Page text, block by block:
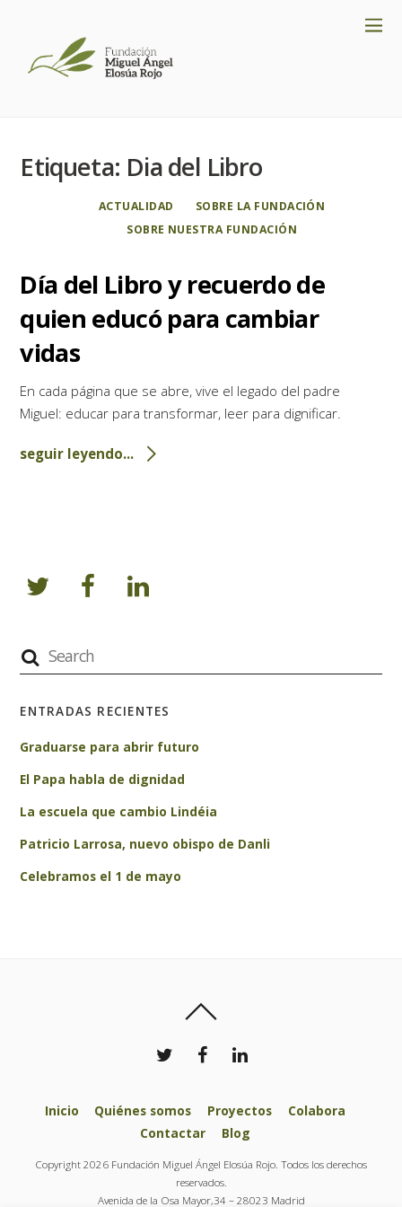
Etiqueta: Dia del Libro
ACTUALIDAD
SOBRE LA FUNDACIÓN
SOBRE NUESTRA FUNDACIÓN
Día del Libro y recuerdo de
quien educó para cambiar
vidas
En cada página que se abre, vive el legado del padre
Miguel: educar para transformar, leer para dignificar.
seguir leyendo...
ENTRADAS RECIENTES
Graduarse para abrir futuro
El Papa habla de dignidad
La escuela que cambio Lindéia
Patricio Larrosa, nuevo obispo de Danli
Celebramos el 1 de mayo
Inicio Quiénes somos Proyectos
Colabora
Contactar
Blog
Copyright 2026 Fundación Miguel Ángel Elosúa Rojo. Todos los derechos
reservados.
Avenida de la Osa Mayor,34 – 28023 Madrid